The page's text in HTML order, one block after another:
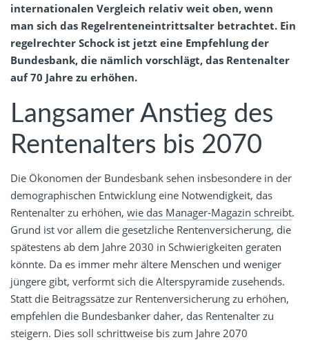
internationalen Vergleich relativ weit oben, wenn
man sich das Regelrenteneintrittsalter betrachtet. Ein
regelrechter Schock ist jetzt eine Empfehlung der
Bundesbank, die nämlich vorschlägt, das Rentenalter
auf 70 Jahre zu erhöhen.
Langsamer Anstieg des
Rentenalters bis 2070
Die Ökonomen der Bundesbank sehen insbesondere in der
demographischen Entwicklung eine Notwendigkeit, das
Rentenalter zu erhöhen, wie das Manager-Magazin schreibt.
Grund ist vor allem die gesetzliche Rentenversicherung, die
spätestens ab dem Jahre 2030 in Schwierigkeiten geraten
könnte. Da es immer mehr ältere Menschen und weniger
jüngere gibt, verformt sich die Alterspyramide zusehends.
Statt die Beitragssätze zur Rentenversicherung zu erhöhen,
empfehlen die Bundesbanker daher, das Rentenalter zu
steigern. Dies soll schrittweise bis zum Jahre 2070